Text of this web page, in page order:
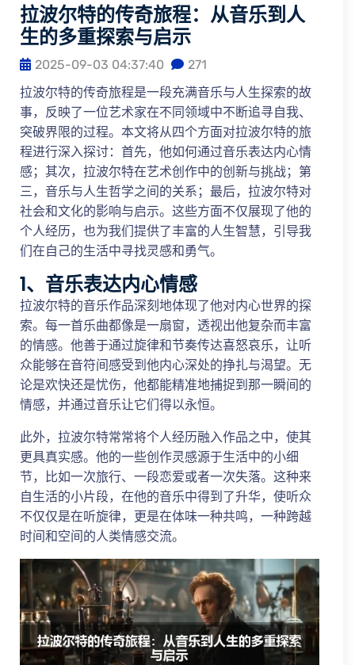
拉波尔特的传奇旅程：从音乐到人
生的多重探索与启示
2025-09-03 04:37:40
271
拉波尔特的传奇旅程是一段充满音乐与人生探索的故
事，反映了一位艺术家在不同领域中不断追寻自我、
突破界限的过程。本文将从四个方面对拉波尔特的旅
程进行深入探讨：首先，他如何通过音乐表达内心情
感；其次，拉波尔特在艺术创作中的创新与挑战；第
三，音乐与人生哲学之间的关系；最后，拉波尔特对
社会和文化的影响与启示。这些方面不仅展现了他的
个人经历，也为我们提供了丰富的人生智慧，引导我
们在自己的生活中寻找灵感和勇气。
1、音乐表达内心情感
拉波尔特的音乐作品深刻地体现了他对内心世界的探
索。每一首乐曲都像是一扇窗，透视出他复杂而丰富
的情感。他善于通过旋律和节奏传达喜怒哀乐，让听
众能够在音符间感受到他内心深处的挣扎与渴望。无
论是欢快还是忧伤，他都能精准地捕捉到那一瞬间的
情感，并通过音乐让它们得以永恒。
此外，拉波尔特常常将个人经历融入作品之中，使其
更具真实感。他的一些创作灵感源于生活中的小细
节，比如一次旅行、一段恋爱或者一次失落。这种来
自生活的小片段，在他的音乐中得到了升华，使听众
不仅仅是在听旋律，更是在体味一种共鸣，一种跨越
时间和空间的人类情感交流。